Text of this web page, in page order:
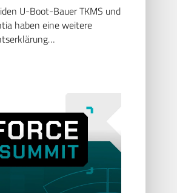
U-Boot-Bauer TKMS und
haben eine weitere